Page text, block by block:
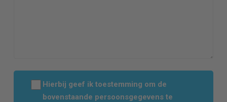
Hierbij geef ik toestemming om de
bovenstaande persoonsgegevens te